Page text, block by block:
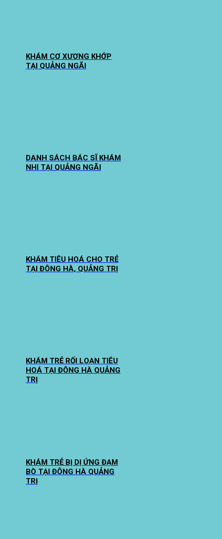
KHÁM CƠ XƯƠNG KHỚP
TẠI QUẢNG NGÃI
DANH SÁCH BÁC SĨ KHÁM
NHI TẠI QUẢNG NGÃI
KHÁM TIÊU HOÁ CHO TRẺ
TẠI ĐÔNG HÀ, QUẢNG TRỊ
KHÁM TRẺ RỐI LOẠN TIÊU
HOÁ TẠI ĐÔNG HÀ QUẢNG
TRỊ
KHÁM TRẺ BỊ DỊ ỨNG ĐẠM
BÒ TẠI ĐÔNG HÀ QUẢNG
TRỊ